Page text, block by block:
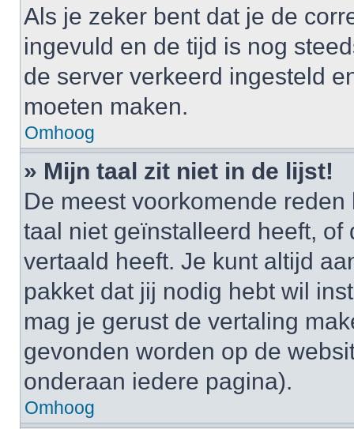
Als je zeker bent dat je de
ingevuld en de tijd is nog
de server verkeerd ingesteld
moeten maken.
Omhoog
» Mijn taal zit niet in de lijst!
De meest voorkomende
taal niet geïnstalleerd heeft,
vertaald heeft. Je kunt altijd
pakket dat jij nodig hebt wil
mag je gerust de vertaling
gevonden worden op de
onderaan iedere pagina).
Omhoog